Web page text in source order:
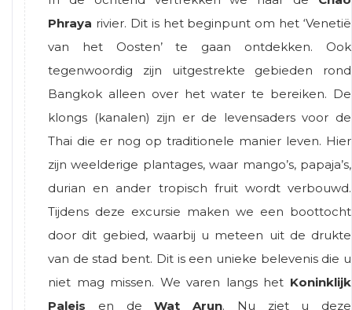
Phraya rivier. Dit is het beginpunt om het ‘Venetië
van het Oosten’ te gaan ontdekken. Ook
tegenwoordig zijn uitgestrekte gebieden rond
Bangkok alleen over het water te bereiken. De
klongs (kanalen) zijn er de levensaders voor de
Thai die er nog op traditionele manier leven. Hier
zijn weelderige plantages, waar mango’s, papaja’s,
durian en ander tropisch fruit wordt verbouwd.
Tijdens deze excursie maken we een boottocht
door dit gebied, waarbij u meteen uit de drukte
van de stad bent. Dit is een unieke belevenis die u
niet mag missen. We varen langs het Koninklijk
Paleis en deWat Arun. Nu ziet u deze